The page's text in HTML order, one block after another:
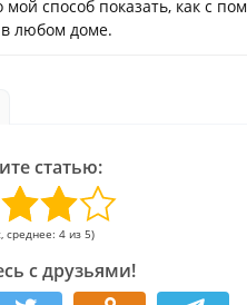
способ показать, как с
любом доме.
статью:
среднее: 4 из 5)
с друзьями!